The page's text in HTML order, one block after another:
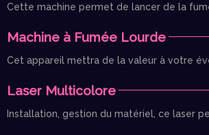
Cette machine permet de lancer de la
Machine à Fumée Lourde
Cet appareil mettra de la valeur à votre
Laser Multicolore
Installation, gestion du matériel, ce laser